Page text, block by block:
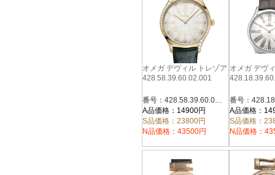
オメガ デヴィル トレゾア
428.58.39.60.02.001
番号：428.58.39.60.02.001
A品価格：14900円
S品価格：23800円
N品価格：43500円
オメガ デヴ
A品価格：
S品価格：
N品価格：